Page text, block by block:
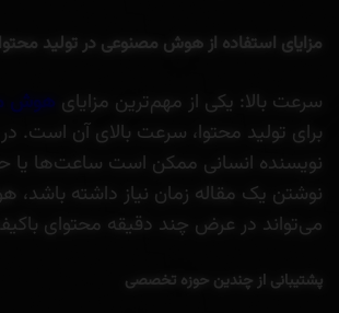
مزایای استفاده از هوش مصنوعی در تولید
سرعت بالا: یکی از مهم‌ترین مزایای هوش
برای تولید محتوا، سرعت بالای آن است.
نویسنده انسانی ممکن است ساعت‌ها یا
نوشتن یک مقاله زمان نیاز داشته
می‌تواند در عرض چند دقیقه محتوای
پشتیبانی از چندین حوزه تخصصی